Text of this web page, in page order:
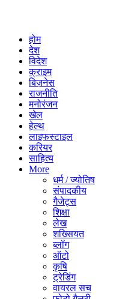
होम
देश
विदेश
क्राइम
बिज़नेस
राजनीति
मनोरंजन
खेल
हेल्थ
लाइफस्टाइल
करियर
साहित्य
More
धर्म / ज्योतिष
संपादकीय
गैजेट्स
शिक्षा
लेख
शख्सियत
ब्लॉग
ऑटो
कृषि
ट्रेडिंग
वायरल सच